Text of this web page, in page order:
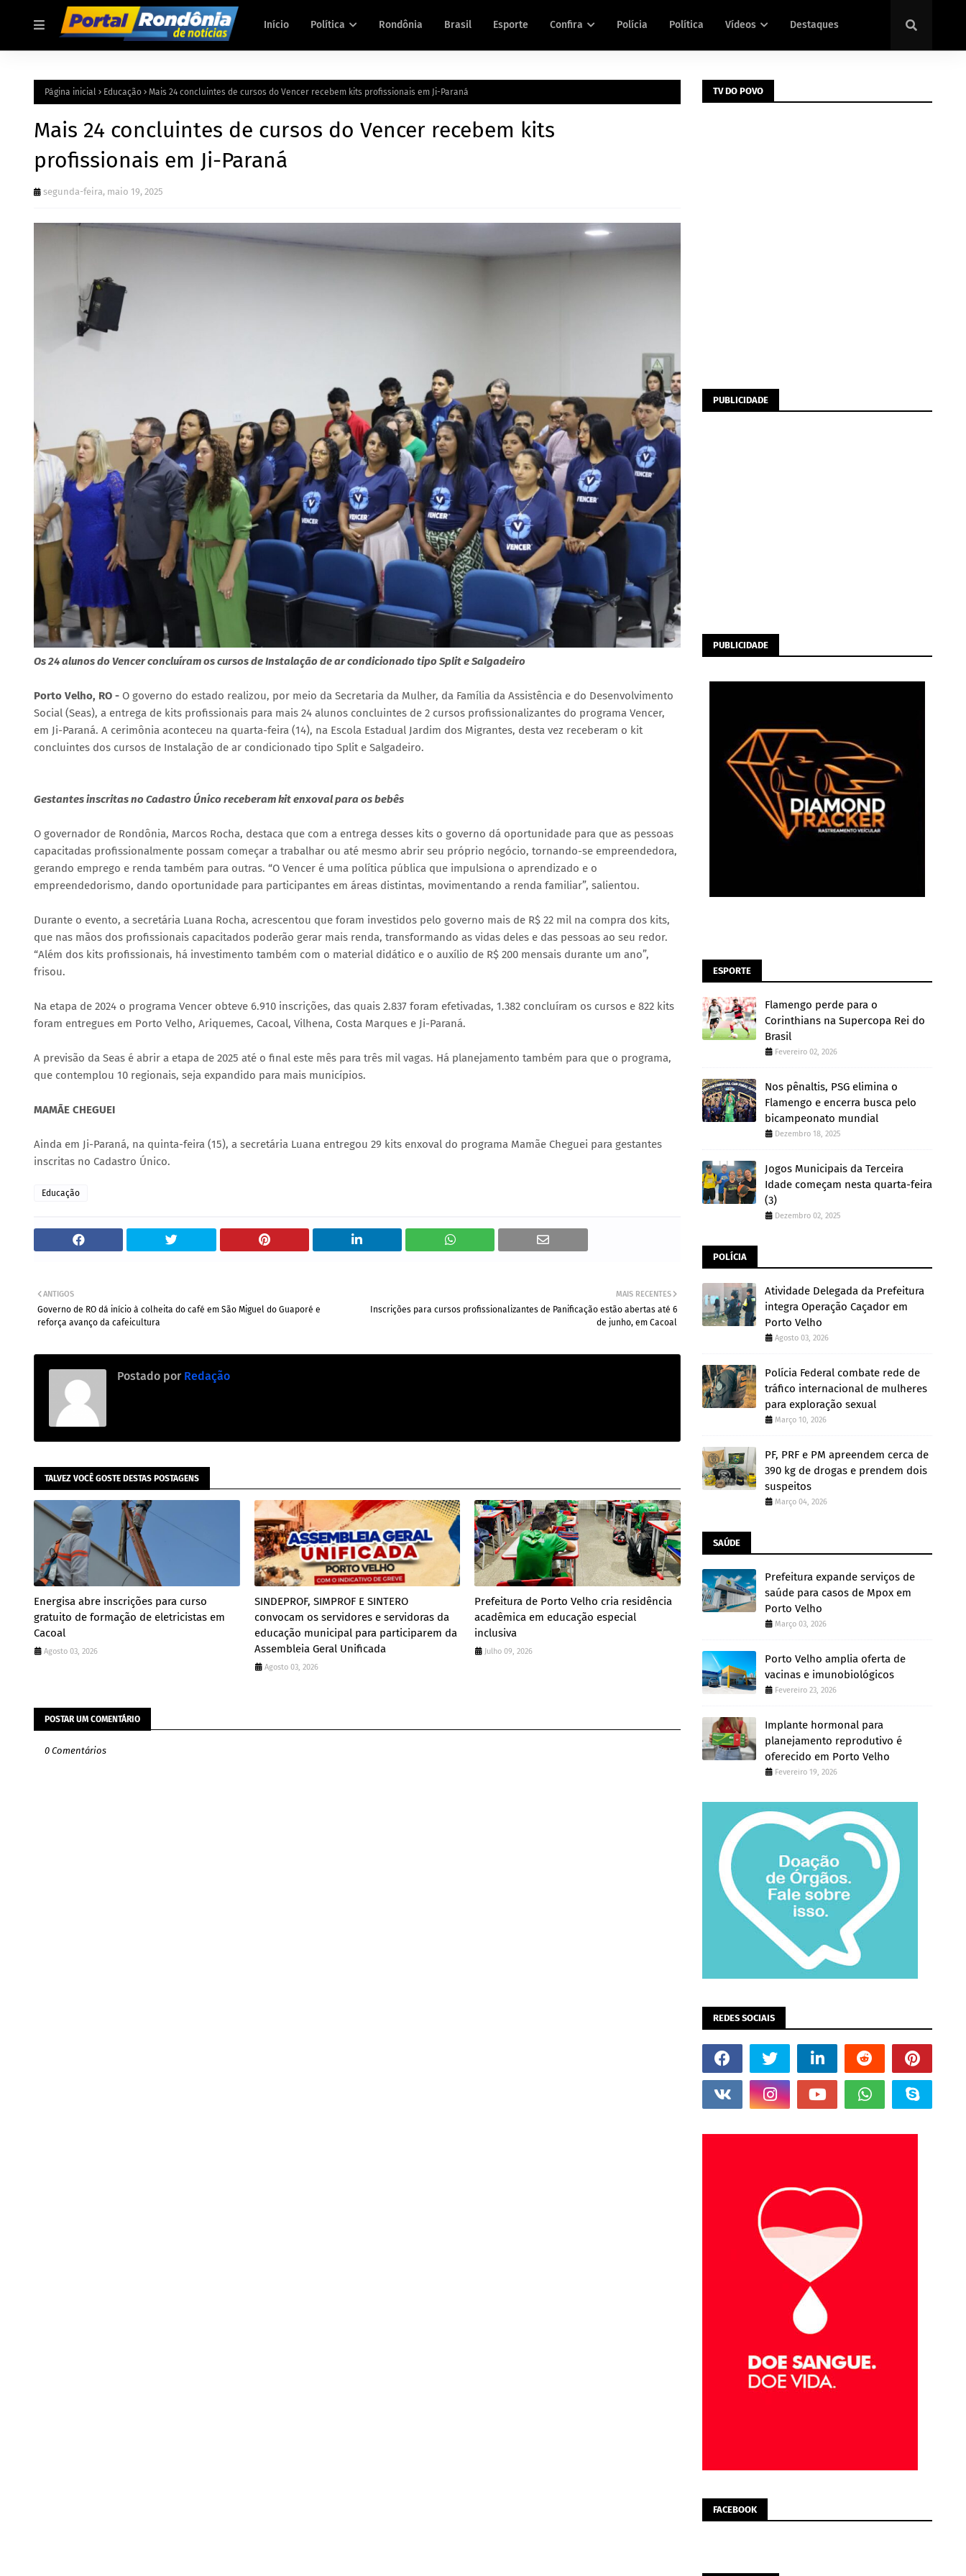
Início Política Rondônia Brasil Esporte Confira Polícia Política Vídeos Destaques
Página inicial Educação Mais 24 concluintes de cursos do Vencer recebem kits profissionais em Ji-Paraná
Mais 24 concluintes de cursos do Vencer recebem kits
profissionais em Ji-Paraná
segunda-feira, maio 19, 2025
Os 24 alunos do Vencer concluíram os cursos de Instalação de ar condicionado tipo Split e Salgadeiro
Porto Velho, RO - O governo do estado realizou, por meio da Secretaria da Mulher, da Família da Assistência e do Desenvolvimento
Social (Seas), a entrega de kits profissionais para mais 24 alunos concluintes de 2 cursos profissionalizantes do programa Vencer,
em Ji-Paraná. A cerimônia aconteceu na quarta-feira (14), na Escola Estadual Jardim dos Migrantes, desta vez receberam o kit
concluintes dos cursos de Instalação de ar condicionado tipo Split e Salgadeiro.
Gestantes inscritas no Cadastro Único receberam kit enxoval para os bebês
O governador de Rondônia, Marcos Rocha, destaca que com a entrega desses kits o governo dá oportunidade para que as pessoas
capacitadas profissionalmente possam começar a trabalhar ou até mesmo abrir seu próprio negócio, tornando-se empreendedora,
gerando emprego e renda também para outras. “O Vencer é uma política pública que impulsiona o aprendizado e o
empreendedorismo, dando oportunidade para participantes em áreas distintas, movimentando a renda familiar”, salientou.
Durante o evento, a secretária Luana Rocha, acrescentou que foram investidos pelo governo mais de R$ 22 mil na compra dos kits,
que nas mãos dos profissionais capacitados poderão gerar mais renda, transformando as vidas deles e das pessoas ao seu redor.
“Além dos kits profissionais, há investimento também com o material didático e o auxílio de R$ 200 mensais durante um ano”,
frisou.
Na etapa de 2024 o programa Vencer obteve 6.910 inscrições, das quais 2.837 foram efetivadas, 1.382 concluíram os cursos e 822 kits
foram entregues em Porto Velho, Ariquemes, Cacoal, Vilhena, Costa Marques e Ji-Paraná.
A previsão da Seas é abrir a etapa de 2025 até o final este mês para três mil vagas. Há planejamento também para que o programa,
que contemplou 10 regionais, seja expandido para mais municípios.
MAMÃE CHEGUEI
Ainda em Ji-Paraná, na quinta-feira (15), a secretária Luana entregou 29 kits enxoval do programa Mamãe Cheguei para gestantes
inscritas no Cadastro Único.
Educação
MAIS RECENTES
Inscrições para cursos profissionalizantes de Panificação estão abertas até 6
de junho, em Cacoal
ANTIGOS
Governo de RO dá início à colheita do café em São Miguel do Guaporé e
reforça avanço da cafeicultura
Postado por Redação
TALVEZ VOCÊ GOSTE DESTAS POSTAGENS
Energisa abre inscrições para curso
gratuito de formação de eletricistas em
Cacoal
Agosto 03, 2026
SINDEPROF, SIMPROF E SINTERO
convocam os servidores e servidoras da
educação municipal para participarem da
Assembleia Geral Unificada
Agosto 03, 2026
Prefeitura de Porto Velho cria residência
acadêmica em educação especial
inclusiva
Julho 09, 2026
POSTAR UM COMENTÁRIO
0 Comentários
TV DO POVO
PUBLICIDADE
PUBLICIDADE
ESPORTE
Flamengo perde para o
Corinthians na Supercopa Rei do
Brasil
Fevereiro 02, 2026
Nos pênaltis, PSG elimina o
Flamengo e encerra busca pelo
bicampeonato mundial
Dezembro 18, 2025
Jogos Municipais da Terceira
Idade começam nesta quarta-feira
(3)
Dezembro 02, 2025
POLÍCIA
Atividade Delegada da Prefeitura
integra Operação Caçador em
Porto Velho
Agosto 03, 2026
Polícia Federal combate rede de
tráfico internacional de mulheres
para exploração sexual
Março 10, 2026
PF, PRF e PM apreendem cerca de
390 kg de drogas e prendem dois
suspeitos
Março 04, 2026
SAÚDE
Prefeitura expande serviços de
saúde para casos de Mpox em
Porto Velho
Março 03, 2026
Porto Velho amplia oferta de
vacinas e imunobiológicos
Fevereiro 23, 2026
Implante hormonal para
planejamento reprodutivo é
oferecido em Porto Velho
Fevereiro 19, 2026
REDES SOCIAIS
FACEBOOK